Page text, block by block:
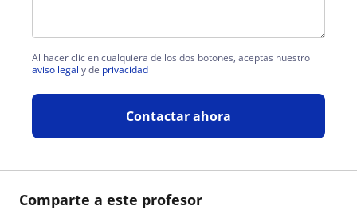
Comparte a este profesor
Al hacer clic en cualquiera de los dos botones, aceptas nuestro
aviso legal y de privacidad
Contactar ahora